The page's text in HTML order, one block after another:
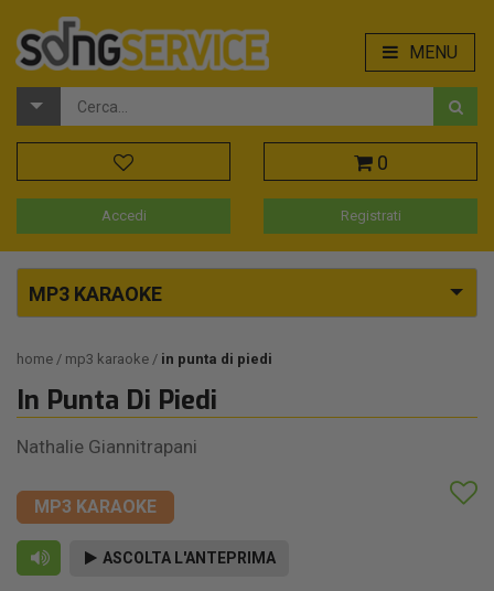
MENU
0
Accedi Registrati
MP3 KARAOKE
home mp3 karaoke in punta di piedi
In Punta Di Piedi
Nathalie Giannitrapani
MP3 KARAOKE
ASCOLTA L'ANTEPRIMA